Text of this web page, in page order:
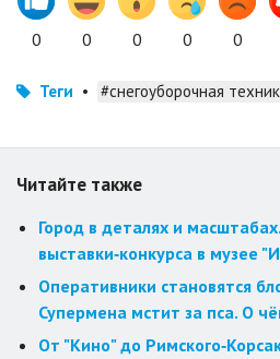
0 0 0 0 0
Теги • #снегоуборочная
Читайте также
Город в деталях и
выставки‑конкурса в музее
Оперативники становятся
Супермена мстит за пса. О
От "Кино" до